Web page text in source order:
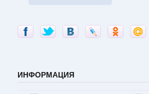
ИНФОРМАЦИЯ